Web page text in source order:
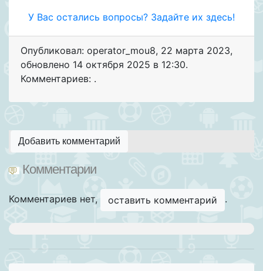
У Вас остались вопросы? Задайте их здесь!
Опубликовал: operator_mou8, 22 марта 2023,
обновлено 14 октября 2025 в 12:30.
Комментариев: .
Добавить комментарий
Комментарии
Комментариев нет, оставить комментарий .